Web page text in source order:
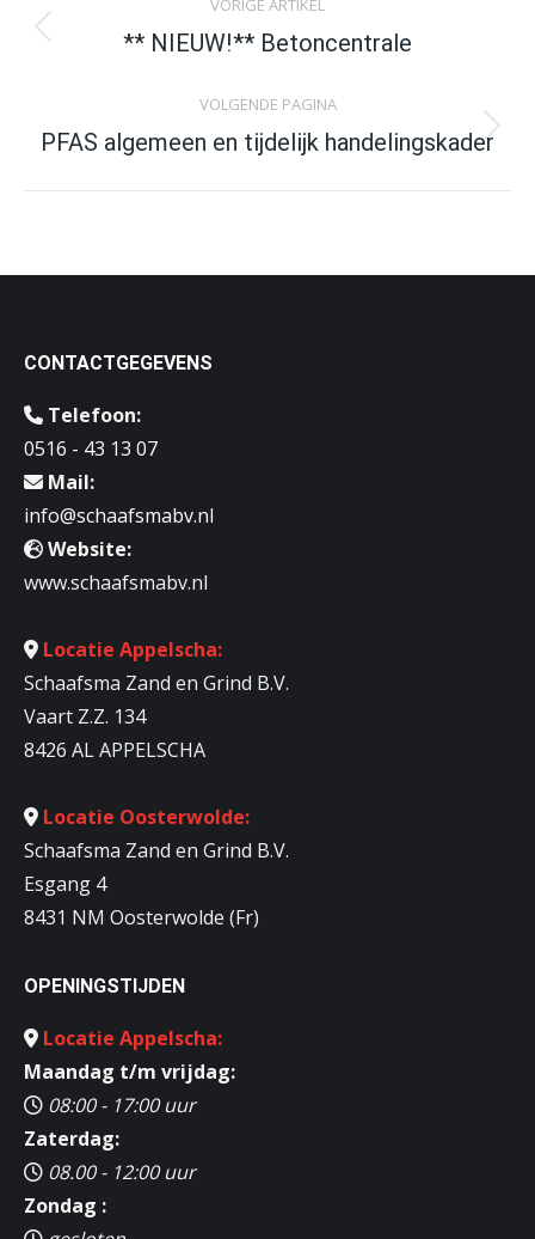
navigation
VORIGE ARTIKEL
Previous
** NIEUW!** Betoncentrale
VOLGENDE PAGINA
Volgende
PFAS algemeen en tijdelijk handelingskader
CONTACTGEGEVENS
Telefoon:
0516 - 43 13 07
Mail:
info@schaafsmabv.nl
Website:
www.schaafsmabv.nl
Locatie Appelscha:
Schaafsma Zand en Grind B.V.
Vaart Z.Z. 134
8426 AL APPELSCHA
Locatie Oosterwolde:
Schaafsma Zand en Grind B.V.
Esgang 4
8431 NM Oosterwolde (Fr)
OPENINGSTIJDEN
Locatie Appelscha:
Maandag t/m vrijdag:
08:00 - 17:00 uur
Zaterdag:
08.00 - 12:00 uur
Zondag :